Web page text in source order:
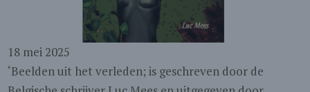
18 mei 2025
‘Beelden uit het verleden; is geschreven door de